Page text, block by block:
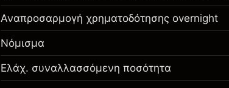
Μάθετε περισσότερα σχετικά με:
CFDs
Knock-outs
Περιθώριο. Η επένδυσή
Αναπροσαρμογή χρηματοδότησης overnight
Νόμισμα
Ελάχ. συναλλασσόμενη ποσότητα